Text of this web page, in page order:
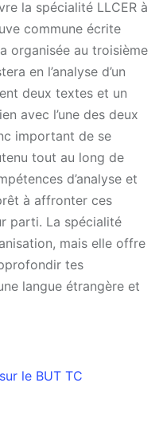
la spécialité LLCER à
commune écrite
organisée au troisième
en l’analyse d’un
deux textes et un
avec l’une des deux
important de se
tout au long de
d’analyse et
à affronter ces
parti. La spécialité
mais elle offre
tes
langue étrangère et
le BUT TC